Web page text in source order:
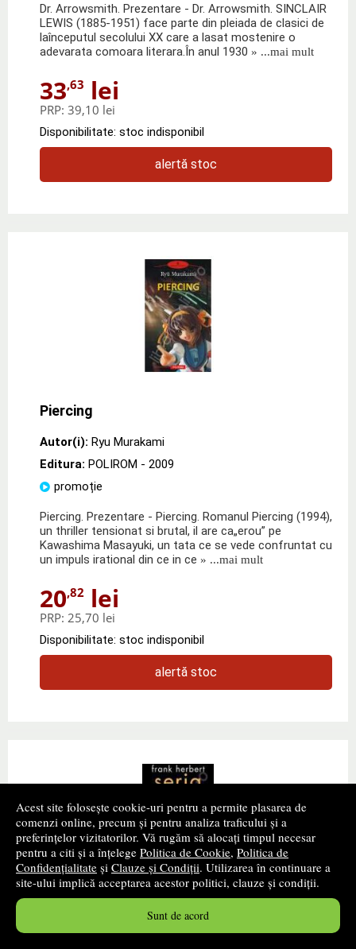
Acest site folosește cookie-uri pentru a permite plasarea de
comenzi online, precum și pentru analiza traficului și a
preferințelor vizitatorilor. Vă rugăm să alocați timpul necesar
pentru a citi și a înțelege Politica de Cookie, Politica de
Confidențialitate și Clauze și Condiții. Utilizarea în continuare a
site-ului implică acceptarea acestor politici, clauze și condiții.
Sunt de acord
Dr. Arrowsmith. Prezentare - Dr. Arrowsmith. SINCLAIR
LEWIS (1885-1951) face parte din pleiada de clasici de
laînceputul secolului XX care a lasat mostenire o
adevarata comoara literara.În anul 1930 » ...mai mult
33,63 lei
PRP: 39,10 lei
Disponibilitate: stoc indisponibil
alertă stoc
Piercing
Autor(i): Ryu Murakami
Editura: POLIROM - 2009
promoție
Piercing. Prezentare - Piercing. Romanul Piercing (1994),
un thriller tensionat si brutal, il are ca„erou” pe
Kawashima Masayuki, un tata ce se vede confruntat cu
un impuls irational din ce in ce » ...mai mult
20,82 lei
PRP: 25,70 lei
Disponibilitate: stoc indisponibil
alertă stoc